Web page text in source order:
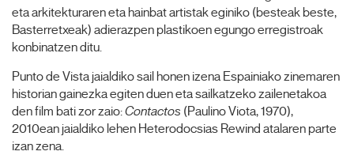
eta arkitekturaren eta hainbat artistak eginiko (besteak beste,
Basterretxeak) adierazpen plastikoen egungo erregistroak
konbinatzen ditu.
Punto de Vista jaialdiko sail honen izena Espainiako zinemaren
historian gainezka egiten duen eta sailkatzeko zailenetakoa
den film bati zor zaio:Contactos (Paulino Viota, 1970),
2010ean jaialdiko lehen Heterodocsias Rewind atalaren parte
izan zena.